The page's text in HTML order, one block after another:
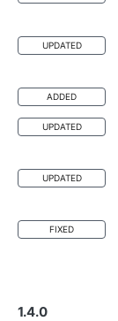
UPDATED
ADDED
UPDATED
UPDATED
FIXED
1.4.0